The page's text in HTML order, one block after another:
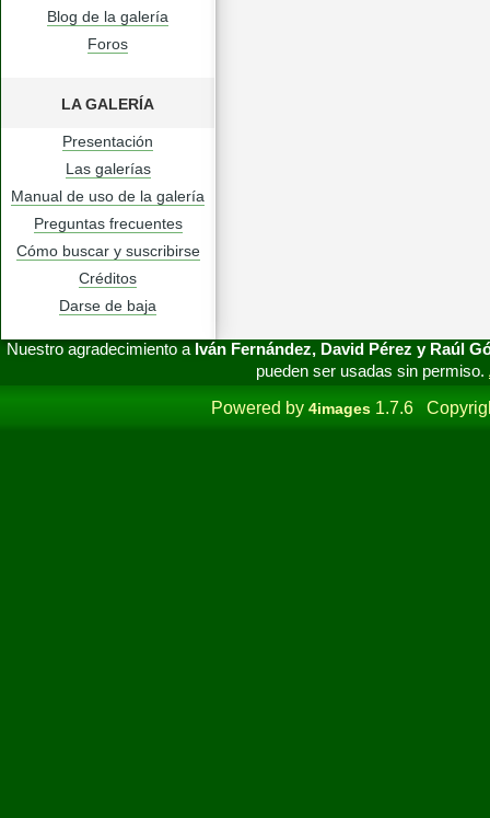
Blog de la galería
Foros
LA GALERÍA
Presentación
Las galerías
Manual de uso de la galería
Preguntas frecuentes
Cómo buscar y suscribirse
Créditos
Darse de baja
Nuestro agradecimiento a Iván Fernández, David Pérez y Raúl
pueden ser usadas sin permiso.
Powered by 4images 1.7.6